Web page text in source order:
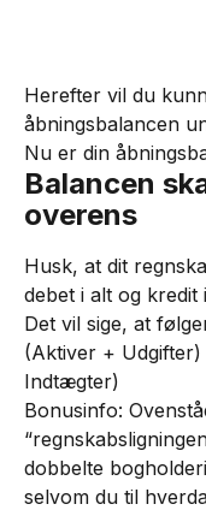
Herefter vil du
åbningsbalancen
Nu er din
Balancen
overens
Husk, at dit
debet i alt og kredit
Det vil sige, at
(Aktiver +
Indtægter)
Bonusinfo:
dobbelte
selvom du til